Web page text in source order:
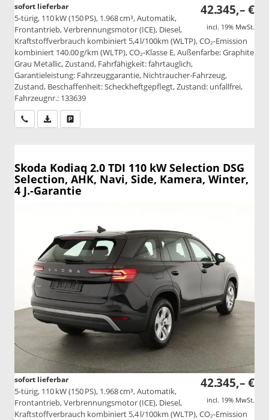
42.345,– €
incl. 19% MwSt.
sofort lieferbar
5-türig, 110 kW (150 PS), 1.968 cm³, Automatik,
Frontantrieb, Verbrennungsmotor (ICE), Diesel,
Kraftstoffverbrauch kombiniert 5,4 l/100km (WLTP), CO₂-Emission
kombiniert 140.00 g/km (WLTP), CO₂-Klasse E, Außenfarbe: Graphite
Grau Metallic, Zustand, Fahrfähigkeit: fahrtauglich,
Garantieleistung: Fahrzeuggarantie, Nichtraucher-Fahrzeug,
Zustand, Beschaffenheit: Scheckheftgepflegt, Zustand: unfallfrei,
Fahrzeugnr.: 133639
Wir rufen Sie anPDF-Datei, Fahrzeugexposé drucken
Skoda Kodiaq 2.0 TDI 110 kW Selection DSG
Selection, AHK, Navi, Side, Kamera, Winter,
4 J.-Garantie
42.345,– €
incl. 19% MwSt.
sofort lieferbar
5-türig, 110 kW (150 PS), 1.968 cm³, Automatik,
Frontantrieb, Verbrennungsmotor (ICE), Diesel,
Kraftstoffverbrauch kombiniert 5,4 l/100km (WLTP), CO₂-Emission